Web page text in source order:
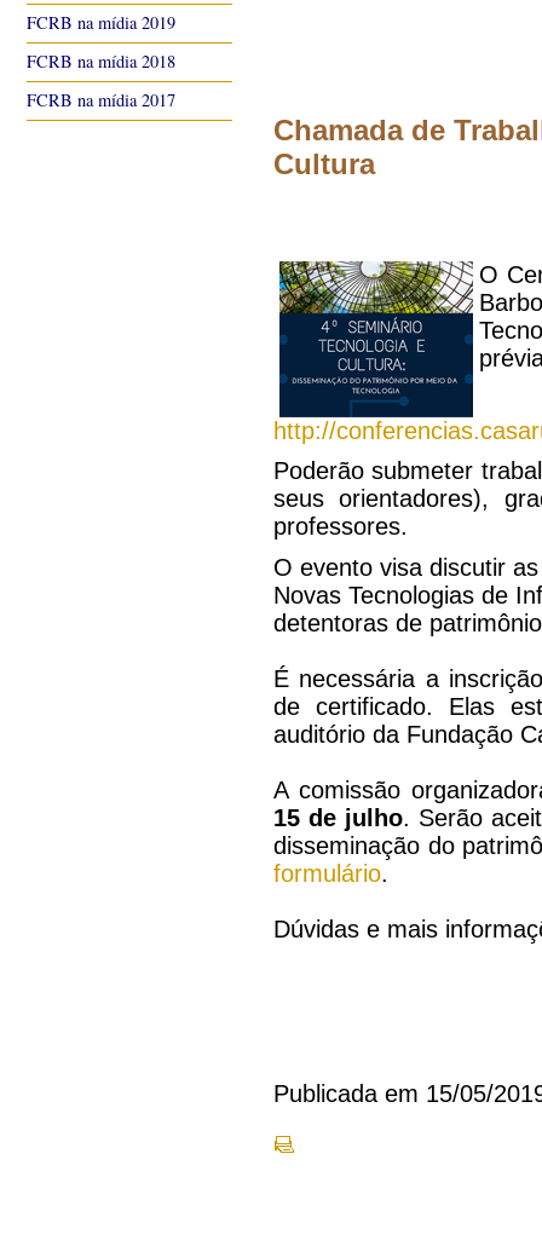
Chamada de
Cultura
O
http://
Poderão submeter
seus orientadores),
professores.
O evento visa discutir
Novas Tecnologias de
detentoras de
É necessária a
de certificado. Elas
auditório da Fundação
A comissão
15 de julho. Serão
disseminação do
formulário.
Dúvidas e mais
Publicada em 15/05/
FCRB na mídia 2019
FCRB na mídia 2018
FCRB na mídia 2017